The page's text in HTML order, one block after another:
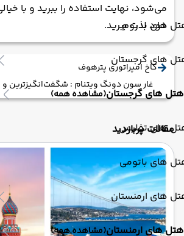
های بدروم
های گرجستان
هتل های گرجستان(مشاهده همه)
های تفلیس
های باتومی
های ارمنستان
هتل های ارمنستان(مشاهده همه)
می‌شود، نهایت استفاده را ببرید و با
خود لذت ببرید.
کاخ امپراتوری پترهوف
غار سون دونگ ویتنام : شگفت‌انگیزترین و
مقالات پربازدید